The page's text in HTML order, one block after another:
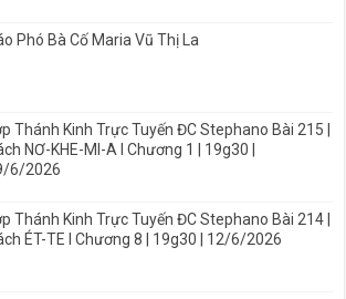
Phó Bà Cố Maria Vũ Thị La
Thánh Kinh Trực Tuyến ĐC Stephano Bài 215 |
NƠ-KHE-MI-A I Chương 1 | 19g30 |
6/2026
Thánh Kinh Trực Tuyến ĐC Stephano Bài 214 |
ÉT-TE I Chương 8 | 19g30 | 12/6/2026